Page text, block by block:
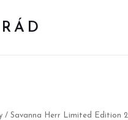
/ Savanna Herr Limited Edition